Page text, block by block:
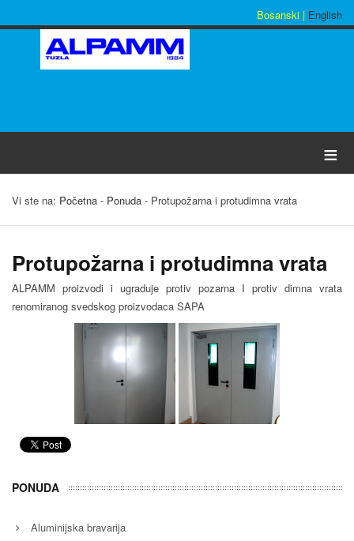
Bosanski | English
≡
Vi ste na: Početna - Ponuda - Protupožarna i protudimna vrata
Protupožarna i protudimna vrata
ALPAMM proizvodi i ugraduje protiv pozarna I protiv dimna vrata
renomiranog svedskog proizvodaca SAPA
PONUDA
Aluminijska bravarija